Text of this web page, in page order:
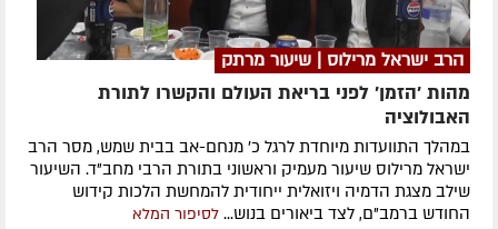
הרב ישראל מרילוס | שיעור מרתק
מהות 'הזמן' לפני בריאת העולם והקשרו לתורת
האבולוציה
במהלך התוועדות מיוחדת לרגל כ' מנחם-אב בבית שמש, מסר הרב
ישראל מרילוס שיעור מעמיק וראשוני בתורת הרבי מחב"ד. השיעור
שילב מצגת הדמיה ויזואלית ייחודית להמחשת הלכות קידוש
החודש ברמב"ם, לצד ביאורים בנוש... לסיפור המלא